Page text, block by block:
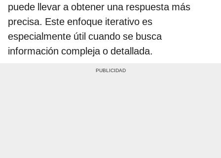
puede llevar a obtener una respuesta más
precisa. Este enfoque iterativo es
especialmente útil cuando se busca
información compleja o detallada.